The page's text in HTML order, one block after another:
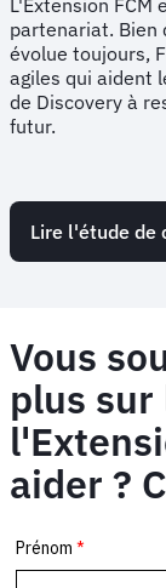
partenariat. Bien
évolue toujours,
agiles qui aident
de Discovery à
futur.
Lire l'étude de
Vous
plus
aider ?